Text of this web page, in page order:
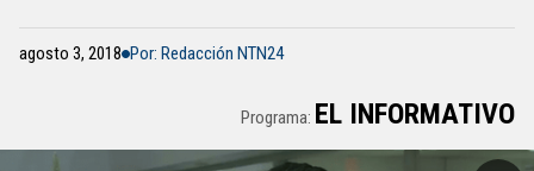
agosto 3, 2018 Por: Redacción NTN24
Programa: EL INFORMATIVO